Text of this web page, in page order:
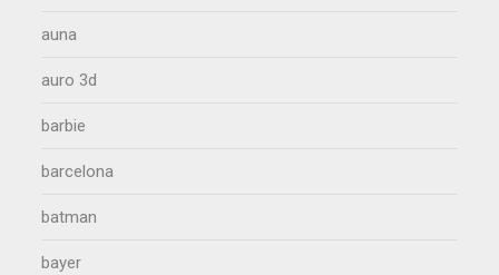
auna
auro 3d
barbie
barcelona
batman
bayer